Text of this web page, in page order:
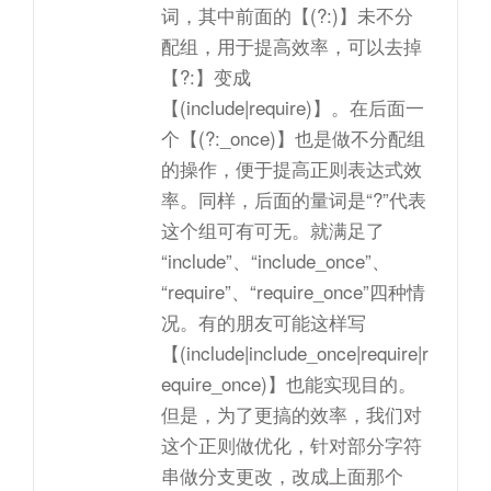
词，其中前面的【(?:)】未不分
配组，用于提高效率，可以去掉
【?:】变成
【(include|require)】。在后面一
个【(?:_once)】也是做不分配组
的操作，便于提高正则表达式效
率。同样，后面的量词是“?”代表
这个组可有可无。就满足了
“include”、“include_once”、
“require”、“require_once”四种情
况。有的朋友可能这样写
【(include|include_once|require|r
equire_once)】也能实现目的。
但是，为了更搞的效率，我们对
这个正则做优化，针对部分字符
串做分支更改，改成上面那个